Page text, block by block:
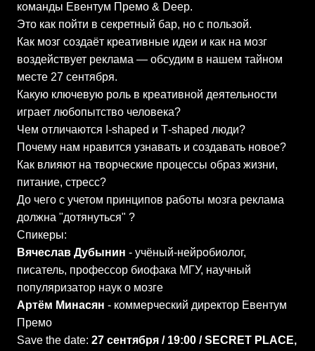
команды Евентум Премо & Deep.
Это как пойти в секретный бар, но с пользой.
Как мозг создаёт креативные идеи и как на мозг
воздействует реклама — обсудим в нашем тайном
месте 27 сентября.
Какую ключевую роль в креативной деятельности
играет любопытство человека?
Чем отличаются I-shaped и Т-shaped люди?
Почему нам нравится узнавать и создавать новое?
Как влияют на творческие процессы образ жизни,
питание, стресс?
До чего с учетом принципов работы мозга реклама
должна "дотянуться" ?
Спикеры:
Вячеслав Дубынин - учёный-нейробиолог,
писатель, профессор биофака МГУ, научный
популяризатор наук о мозге
Артём Минасян - коммерческий директор Евентум
Премо
Save the date: 27 сентября / 19:00 / SECRET PLACE,